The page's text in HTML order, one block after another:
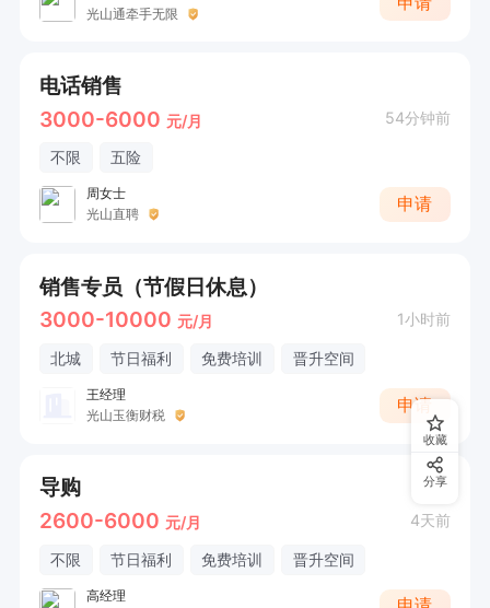
光山通牵手无限
电话销售
3000-6000 元/月 54分钟前
不限 五险
周女士
光山直聘
申请
销售专员（节假日休息）
3000-10000 元/月 1小时前
北城 节日福利 免费培训 晋升空间
王经理
光山玉衡财税
申请
导购
2600-6000 元/月 4天前
不限 节日福利 免费培训 晋升空间
高经理
收藏
分享